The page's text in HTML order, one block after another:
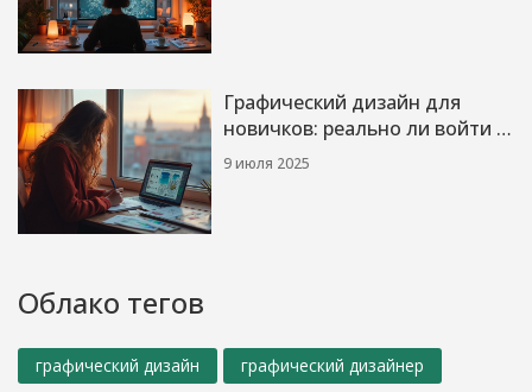
Графический дизайн для
новичков: реально ли войти в
профессию без IT-опыта
9 июля 2025
Облако тегов
графический дизайн графический дизайнер